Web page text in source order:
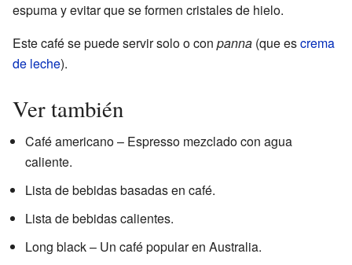
espuma y evitar que se formen cristales de hielo.
Este café se puede servir solo o con panna (que escrema
de leche).
Ver también
Café americano – Espresso mezclado con agua
caliente.
Lista de bebidas basadas en café.
Lista de bebidas calientes.
Long black – Un café popular en Australia.